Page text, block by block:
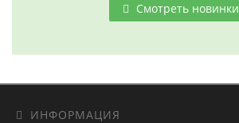
Смотреть новинки
ИНФОРМАЦИЯ